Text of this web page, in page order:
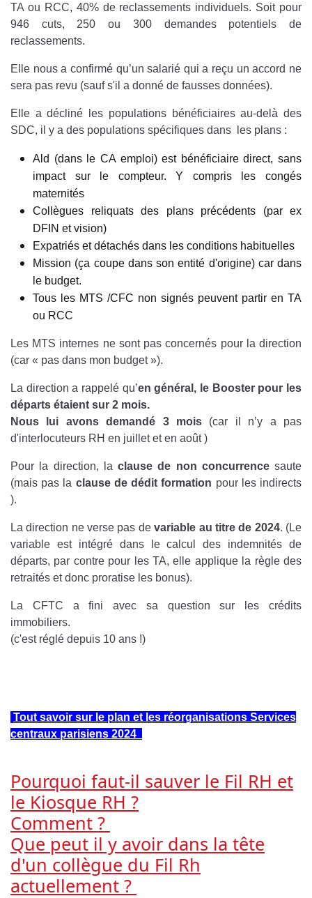
TA ou RCC, 40% de reclassements individuels. Soit pour
946 cuts, 250 ou 300 demandes potentiels de
reclassements.
Elle nous a confirmé qu’un salarié qui a reçu un accord ne
sera pas revu (sauf s'il a donné de fausses données).
Elle a décliné les populations bénéficiaires au-delà des
SDC, il y a des populations spécifiques dans les plans :
Ald (dans le CA emploi) est bénéficiaire direct, sans
impact sur le compteur. Y compris les congés
maternités
Collègues reliquats des plans précédents (par ex
DFIN et vision)
Expatriés et détachés dans les conditions habituelles
Mission (ça coupe dans son entité d'origine) car dans
le budget.
Tous les MTS /CFC non signés peuvent partir en TA
ou RCC
Les MTS internes ne sont pas concernés pour la direction
(car « pas dans mon budget »).
La direction a rappelé qu’en général, le Booster pour les
départs étaient sur 2 mois.
Nous lui avons demandé 3 mois (car il n’y a pas
d'interlocuteurs RH en juillet et en août )
Pour la direction, la clause de non concurrencesaute
(mais pas la clause de dédit formation pour les indirects
).
La direction ne verse pas devariable au titre de 2024. (Le
variable est intégré dans le calcul des indemnités de
départs, par contre pour les TA, elle applique la règle des
retraités et donc proratise les bonus).
La CFTC a fini avec sa question sur les crédits
immobiliers.
(c'est réglé depuis 10 ans !)
Tout savoir sur le plan et les réorganisations Services
centraux parisiens 2024
Pourquoi faut-il sauver le Fil RH et
le Kiosque RH ?
Comment ?
Que peut il y avoir dans la tête
d'un collègue du Fil Rh
actuellement ?